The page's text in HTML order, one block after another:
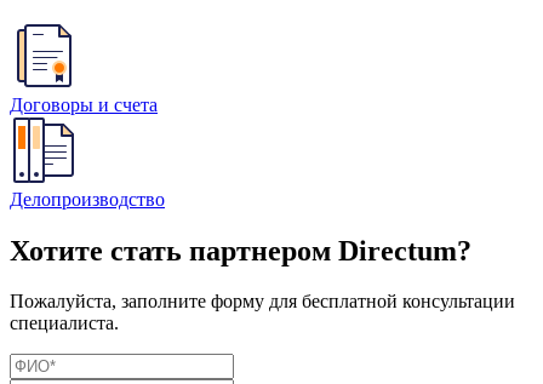
Договоры и счета
Делопроизводство
Хотите стать партнером Directum?
Пожалуйста, заполните форму для бесплатной консультации
специалиста.